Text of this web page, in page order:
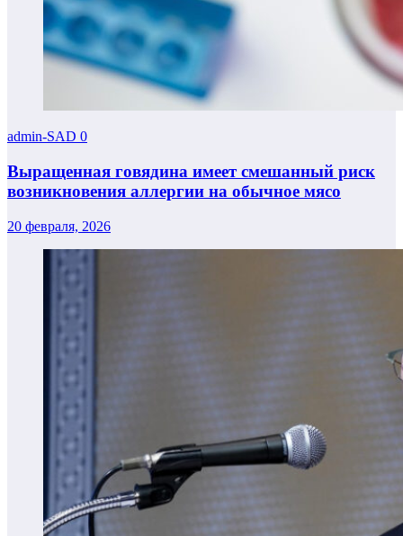
admin-SAD 0
Выращенная говядина имеет смешанный риск
возникновения аллергии на обычное мясо
20 февраля, 2026